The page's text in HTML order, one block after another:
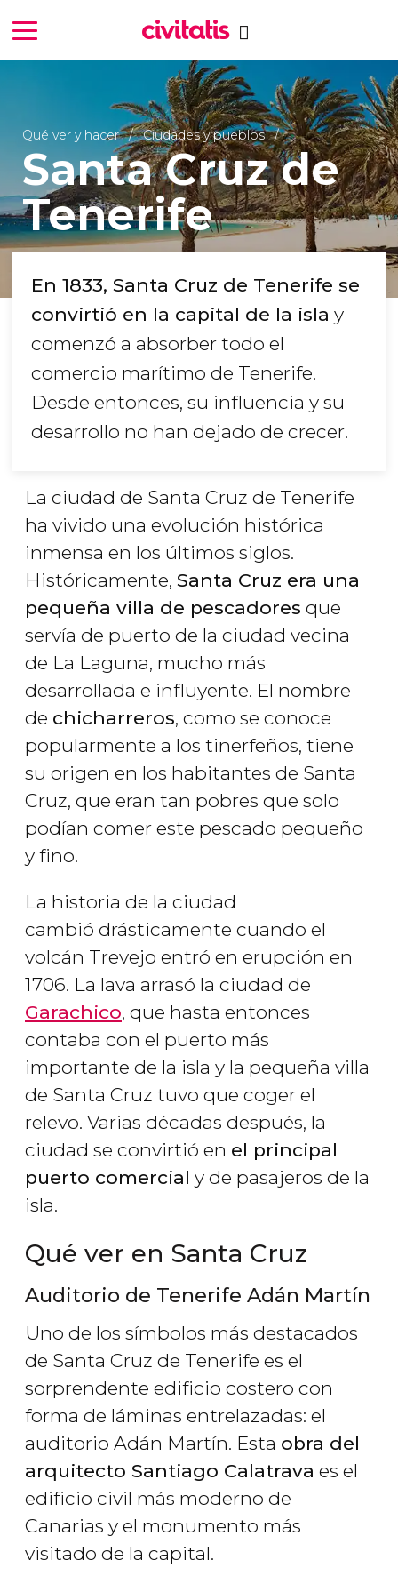
Qué ver y hacer Ciudades y pueblos
Santa Cruz de
Tenerife
En 1833, Santa Cruz de Tenerife se
convirtió en la capital de la isla y
comenzó a absorber todo el
comercio marítimo de Tenerife.
Desde entonces, su influencia y su
desarrollo no han dejado de crecer.
La ciudad de Santa Cruz de Tenerife
ha vivido una evolución histórica
inmensa en los últimos siglos.
Históricamente, Santa Cruz era una
pequeña villa de pescadores que
servía de puerto de la ciudad vecina
de La Laguna, mucho más
desarrollada e influyente. El nombre
de chicharreros, como se conoce
popularmente a los tinerfeños, tiene
su origen en los habitantes de Santa
Cruz, que eran tan pobres que solo
podían comer este pescado pequeño
y fino.
La historia de la ciudad
cambió drásticamente cuando el
volcán Trevejo entró en erupción en
1706. La lava arrasó la ciudad de
Garachico, que hasta entonces
contaba con el puerto más
importante de la isla y la pequeña villa
de Santa Cruz tuvo que coger el
relevo. Varias décadas después, la
ciudad se convirtió en el principal
puerto comercial y de pasajeros de la
isla.
Qué ver en Santa Cruz
Auditorio de Tenerife Adán Martín
Uno de los símbolos más destacados
de Santa Cruz de Tenerife es el
sorprendente edificio costero con
forma de láminas entrelazadas: el
auditorio Adán Martín. Esta obra del
arquitecto Santiago Calatrava es el
edificio civil más moderno de
Canarias y el monumento más
visitado de la capital.